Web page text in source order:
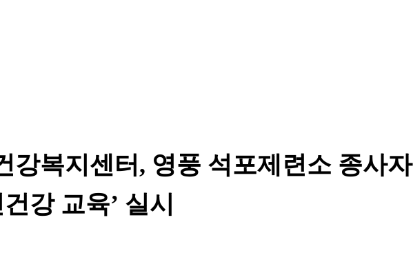
강복지센터, 영풍 석포제련소 종사자
강 교육’ 실시